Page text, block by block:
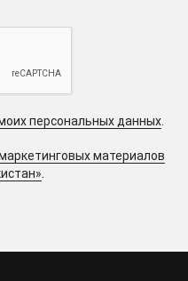
персональных данных
материалов
.